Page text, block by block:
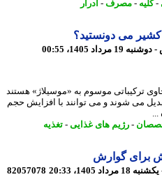
-مصرف- ادرار
می دونستید؟
موسوم به «موسیلاژ» هستند
شوند و می توانند با افزایش حجم
-رژیم های غذایی- تغذیه
گوارش
82057078